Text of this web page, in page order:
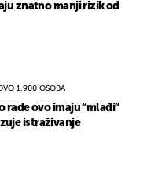
znatno manji rizik od
1.900 OSOBA
rade ovo imaju “mlađi”
istraživanje